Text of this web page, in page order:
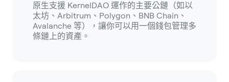
原生支援 KernelDAO 運作的主要公鏈（如以
太坊、Arbitrum、Polygon、BNB Chain、
Avalanche 等），讓你可以用一個錢包管理多
條鏈上的資產。